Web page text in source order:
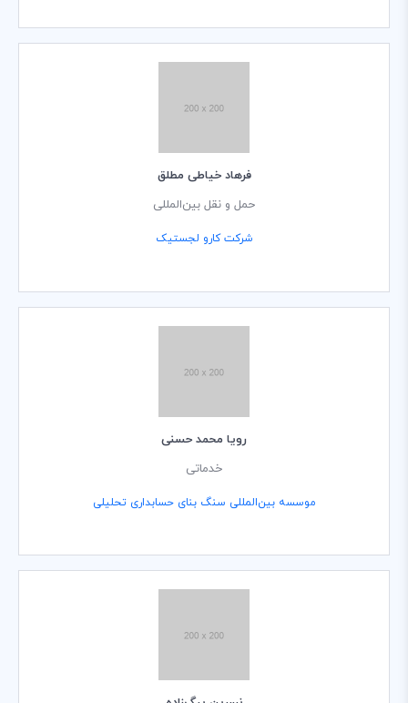
فرهاد خیاطی مطلق
حمل و نقل بین‌المللی
شرکت کارو لجستیک
رویا محمد حسنی
خدماتی
موسسه بین‌المللی سنگ بنای حسابداری تحلیلی